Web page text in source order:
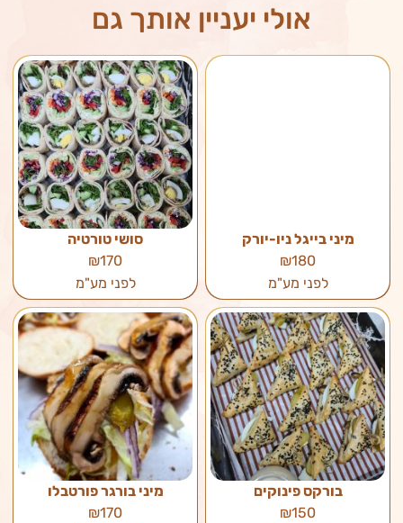
אולי יעניין אותך גם
מיני בייגל ניו-יורק
₪180
לפני מע"מ
סושי טורטיה
₪170
לפני מע"מ
בורקס פינוקים
₪150
מיני בורגר פורטבלו
₪170